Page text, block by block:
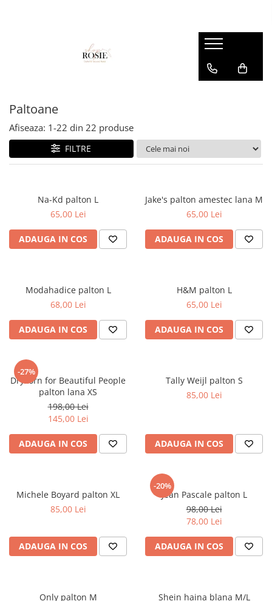
Femei
Genti
Blugi
Bluze/Topuri
Colanti
Fuste
Lenjerii si pijamale
Paltoane
Pantaloni
Pantaloni scurti
Pulovere
Sacouri si Costume
Salopete
Sport
Veste
Copii
Bluze
Camasi
Geci
Hanorace
Pantaloni scurti
Pulovere
Tricouri si maiouri
Bluze
body
Camasi
Geci
Incaltaminte
Pantaloni scurti
Salopete
Tricouri si maiouri
Paltoane
Afiseaza: 1-22 din 22 produse
FILTRE
Na-Kd palton L
65,00 Lei
ADAUGA IN COS
Jake's palton amestec lana M
65,00 Lei
ADAUGA IN COS
Modahadice palton L
68,00 Lei
ADAUGA IN COS
H&M palton L
65,00 Lei
ADAUGA IN COS
-27%
Drykorn for Beautiful People
palton lana XS
198,00 Lei
145,00 Lei
ADAUGA IN COS
Tally Weijl palton S
85,00 Lei
ADAUGA IN COS
Michele Boyard palton XL
85,00 Lei
ADAUGA IN COS
-20%
Jean Pascale palton L
98,00 Lei
78,00 Lei
ADAUGA IN COS
Only palton M
Shein haina blana M/L